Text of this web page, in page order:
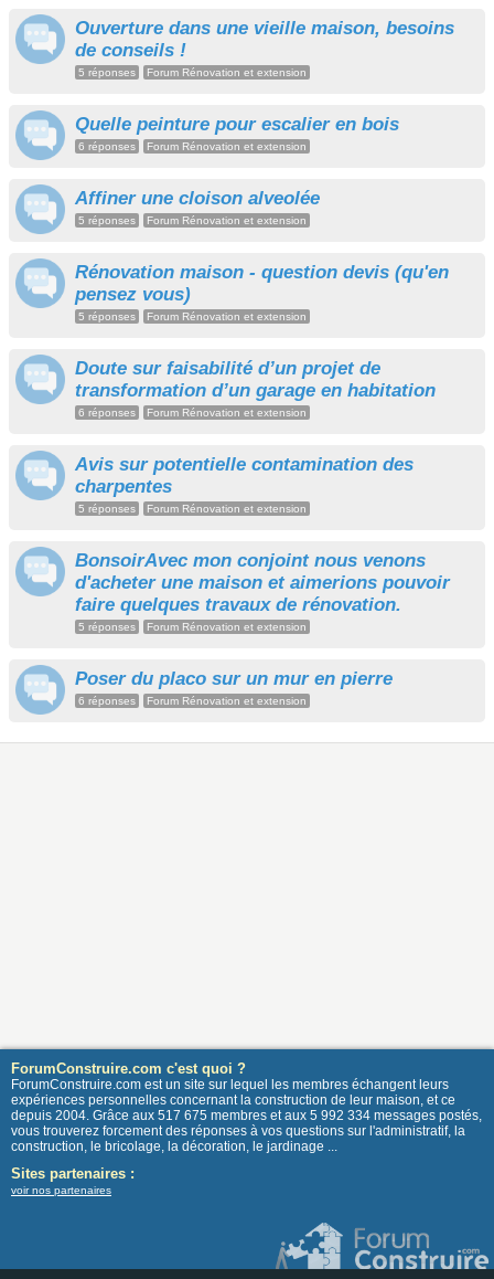
Ouverture dans une vieille maison, besoins
de conseils !
5 réponses Forum Rénovation et extension
Quelle peinture pour escalier en bois
6 réponses Forum Rénovation et extension
Affiner une cloison alveolée
5 réponses Forum Rénovation et extension
Rénovation maison - question devis (qu'en
pensez vous)
5 réponses Forum Rénovation et extension
Doute sur faisabilité d’un projet de
transformation d’un garage en habitation
6 réponses Forum Rénovation et extension
Avis sur potentielle contamination des
charpentes
5 réponses Forum Rénovation et extension
BonsoirAvec mon conjoint nous venons
d'acheter une maison et aimerions pouvoir
faire quelques travaux de rénovation.
5 réponses Forum Rénovation et extension
Poser du placo sur un mur en pierre
6 réponses Forum Rénovation et extension
ForumConstruire.com c'est quoi ?
ForumConstruire.com est un site sur lequel les membres échangent leurs
expériences personnelles concernant la construction de leur maison, et ce
depuis 2004. Grâce aux 517 675 membres et aux 5 992 334 messages postés,
vous trouverez forcement des réponses à vos questions sur l'administratif, la
construction, le bricolage, la décoration, le jardinage ...
Sites partenaires :
voir nos partenaires